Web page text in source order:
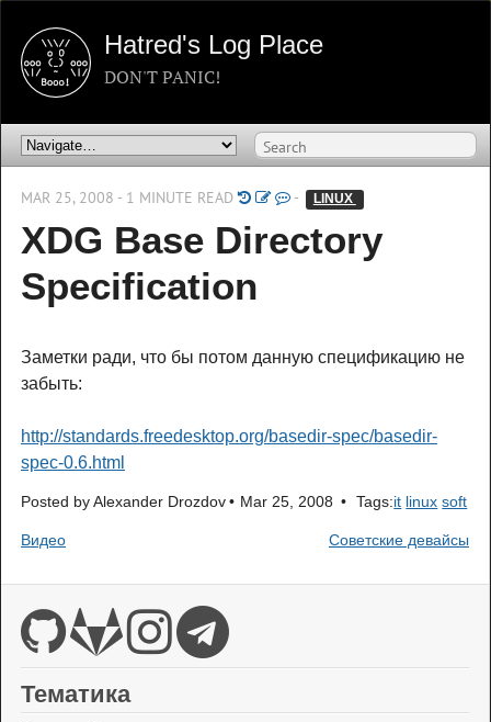
Hatred's Log Place
DON'T PANIC!
MAR 25, 2008 - 1 MINUTE READ - LINUX
XDG Base Directory
Specification
Заметки ради, что бы потом данную спецификацию не
забыть:
http://standards.freedesktop.org/basedir-spec/basedir-
spec-0.6.html
Posted by Alexander Drozdov Mar 25, 2008 Tags:it linux soft
Видео Советские девайсы
Тематика